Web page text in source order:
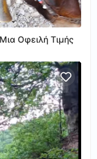
Οφειλή Τιμής